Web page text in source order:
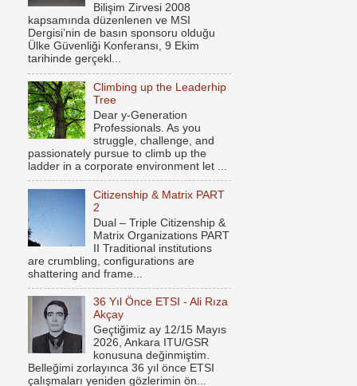
Bilişim Zirvesi 2008
kapsamında düzenlenen ve MSI
Dergisi’nin de basın sponsoru olduğu
Ülke Güvenliği Konferansı, 9 Ekim
tarihinde gerçekl...
Climbing up the Leaderhip
Tree
Dear y-Generation
Professionals. As you
struggle, challenge, and
passionately pursue to climb up the
ladder in a corporate environment let ...
Citizenship & Matrix PART
2
Dual – Triple Citizenship &
Matrix Organizations PART
II Traditional institutions
are crumbling, configurations are
shattering and frame...
36 Yıl Önce ETSI - Ali Rıza
Akçay
Geçtiğimiz ay 12/15 Mayıs
2026, Ankara ITU/GSR
konusuna değinmiştim.
Belleğimi zorlayınca 36 yıl önce ETSI
çalışmaları yeniden gözlerimin ön...